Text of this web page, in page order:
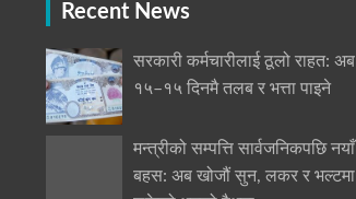
Recent News
सरकारी कर्मचारीलाई ठूलो राहत: अब
१५–१५ दिनमै तलब र भत्ता पाइने
मन्त्रीको सम्पत्ति सार्वजनिकपछि नयाँ
बहस: अब खोजौं सुन, लकर र भल्टमा